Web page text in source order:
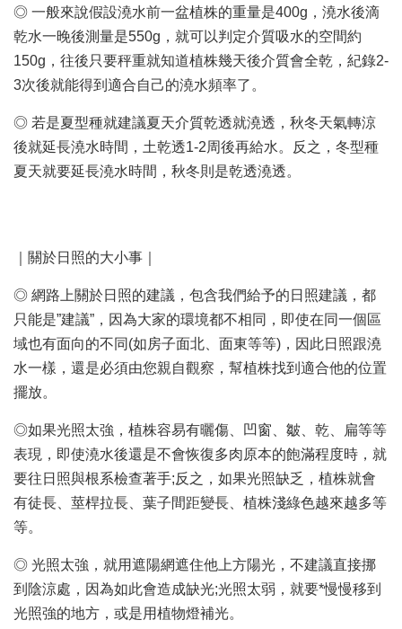
◎ 一般來說假設澆水前一盆植株的重量是400g，澆水後滴
乾水一晚後測量是550g，就可以判定介質吸水的空間約
150g，往後只要秤重就知道植株幾天後介質會全乾，紀錄2-
3次後就能得到適合自己的澆水頻率了。
◎ 若是夏型種就建議夏天介質乾透就澆透，秋冬天氣轉涼
後就延長澆水時間，土乾透1-2周後再給水。反之，冬型種
夏天就要延長澆水時間，秋冬則是乾透澆透。
｜關於日照的大小事｜
◎ 網路上關於日照的建議，包含我們給予的日照建議，都
只能是”建議”，因為大家的環境都不相同，即使在同一個區
域也有面向的不同(如房子面北、面東等等)，因此日照跟澆
水一樣，還是必須由您親自觀察，幫植株找到適合他的位置
擺放。
◎如果光照太強，植株容易有曬傷、凹窗、皺、乾、扁等等
表現，即使澆水後還是不會恢復多肉原本的飽滿程度時，就
要往日照與根系檢查著手;反之，如果光照缺乏，植株就會
有徒長、莖桿拉長、葉子間距變長、植株淺綠色越來越多等
等。
◎ 光照太強，就用遮陽網遮住他上方陽光，不建議直接挪
到陰涼處，因為如此會造成缺光;光照太弱，就要*慢慢移到
光照強的地方，或是用植物燈補光。